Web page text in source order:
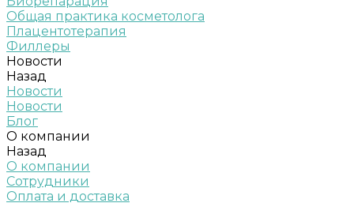
Общая практика косметолога
Плацентотерапия
Филлеры
Новости
Назад
Новости
Новости
Блог
О компании
Назад
О компании
Сотрудники
Оплата и доставка